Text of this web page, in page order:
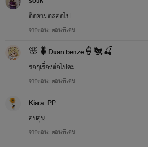
ติดตามตลอดไป
จากตอน: ตอนพิเศษ
🌸🐛Duan benze🍦🐔🍒
รอๆเรื่องต่อไปคะ
จากตอน: ตอนพิเศษ
Kiara_PP
อบอุ่น
จากตอน: ตอนพิเศษ